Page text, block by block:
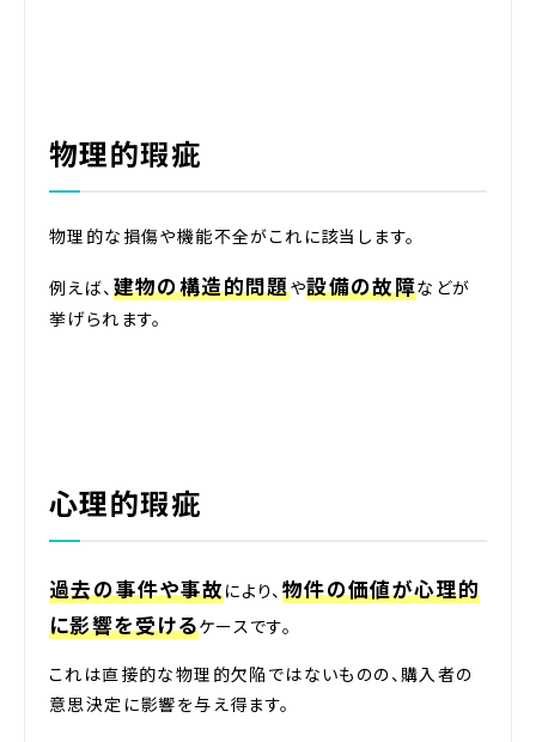
物理的瑕疵
物理的な損傷や機能不全がこれに該当します。
例えば、 建物の構造的問題や設備の故障などが
挙げられます。
心理的瑕疵
過去の事件や事故により、 物件の価値が心理的
に影響を受けるケースです。
これは直接的な物理的欠陥ではないものの、購入者の
意思決定に影響を与え得ます。